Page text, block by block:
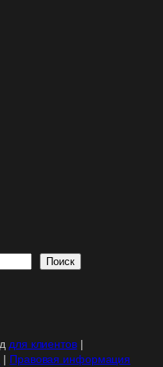
Поиск
для клиентов|
| Правовая информация